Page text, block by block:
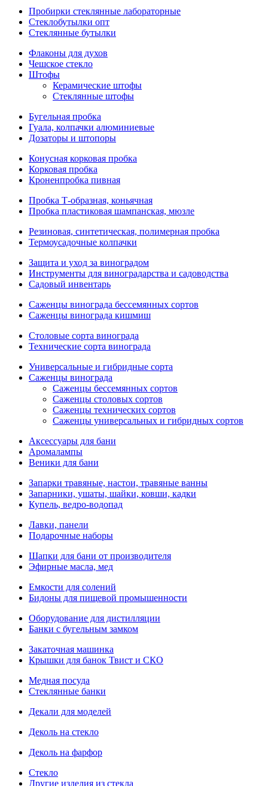
Пробирки стеклянные лабораторные
Стеклобутылки опт
Стеклянные бутылки
Флаконы для духов
Чешское стекло
Штофы
Керамические штофы
Стеклянные штофы
Бугельная пробка
Гуала, колпачки алюминиевые
Дозаторы и штопоры
Конусная корковая пробка
Корковая пробка
Кроненпробка пивная
Пробка Т-образная, коньячная
Пробка пластиковая шампанская, мюзле
Резиновая, синтетическая, полимерная пробка
Термоусадочные колпачки
Защита и уход за виноградом
Инструменты для виноградарства и садоводства
Садовый инвентарь
Саженцы винограда бессемянных сортов
Саженцы винограда кишмиш
Столовые сорта винограда
Технические сорта винограда
Универсальные и гибридные сорта
Саженцы винограда
Саженцы бессемянных сортов
Саженцы столовых сортов
Саженцы технических сортов
Саженцы универсальных и гибридных сортов
Аксессуары для бани
Аромалампы
Веники для бани
Запарки травяные, настои, травяные ванны
Запарники, ушаты, шайки, ковши, кадки
Купель, ведро-водопад
Лавки, панели
Подарочные наборы
Шапки для бани от производителя
Эфирные масла, мед
Емкости для солений
Бидоны для пищевой промышенности
Оборудование для дистилляции
Банки с бугельным замком
Закаточная машинка
Крышки для банок Твист и СКО
Медная посуда
Стеклянные банки
Декали для моделей
Деколь на стекло
Деколь на фарфор
Стекло
Другие изделия из стекла